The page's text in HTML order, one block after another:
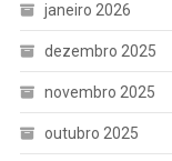
janeiro 2026
dezembro 2025
novembro 2025
outubro 2025